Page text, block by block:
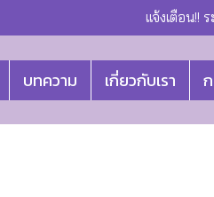
แจ้งเตือน!!
บทความ เกี่ยวกับเรา